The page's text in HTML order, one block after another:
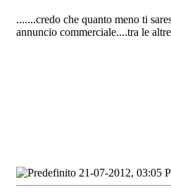
.......credo che quanto meno ti
annuncio commerciale....tra le
21-07-2012, 03:05